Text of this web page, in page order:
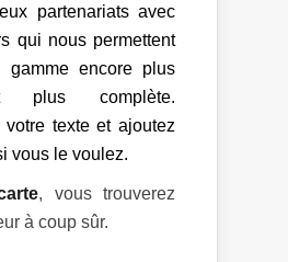
partenariats avec
qui nous permettent
gamme encore plus
plus complète.
votre texte et ajoutez
vous le voulez.
, vous trouverez
à coup sûr.